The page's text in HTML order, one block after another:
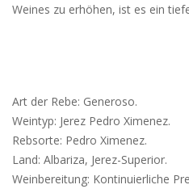
Weines zu erhöhen, ist es ein
Art der Rebe: Generoso.
Weintyp: Jerez Pedro Ximenez.
Rebsorte: Pedro Ximenez.
Land: Albariza, Jerez-Superior.
Weinbereitung: Kontinuierliche